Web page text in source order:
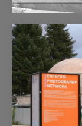
Μέλη
Δείτε εδώ
Φωτογραφικής